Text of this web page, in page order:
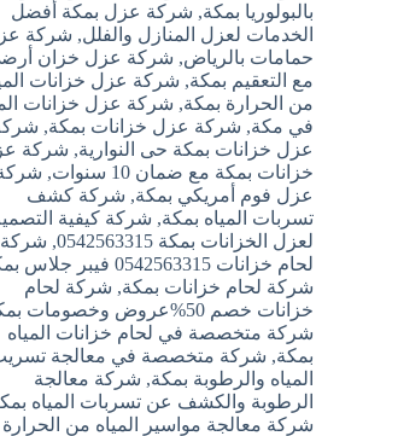
بالبولوريا بمكة, شركة عزل بمكة أفضل
الخدمات لعزل المنازل والفلل, شركة
حمامات بالرياض, شركة عزل خزان
مع التعقيم بمكة, شركة عزل خزانات
من الحرارة بمكة, شركة عزل خزانات
في مكة, شركة عزل خزانات بمكة,
عزل خزانات بمكة حى النوارية, شركة
خزانات بمكة مع ضمان 10 سنوات
,
عزل فوم أمريكي بمكة, شركة كشف
تسربات المياه بمكة, شركة كيفية
لعزل الخزانات بمكة 0542563315
, شركة
لحام خزانات 0542563315 فيبر جلاس بمكة
شركة لحام خزانات بمكة, شركة لحام
خزانات خصم 50%عروض وخصومات بمكة
شركة متخصصة في لحام خزانات المياه
بمكة, شركة متخصصة في معالجة
المياه والرطوبة بمكة, شركة معالجة
الرطوبة والكشف عن تسربات المياه
شركة معالجة مواسير المياه من الحرارة